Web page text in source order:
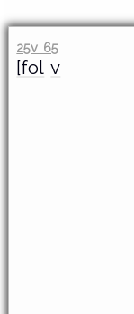
25v 65
[fol v